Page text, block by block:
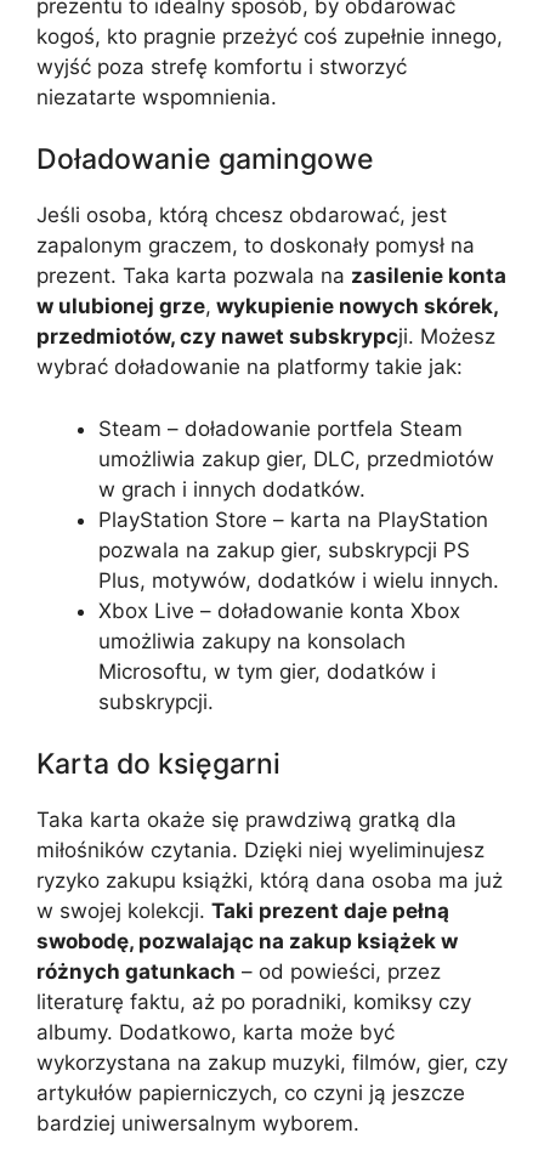
prezentu to idealny sposób, by obdarować
kogoś, kto pragnie przeżyć coś zupełnie innego,
wyjść poza strefę komfortu i stworzyć
niezatarte wspomnienia.
Doładowanie gamingowe
Jeśli osoba, którą chcesz obdarować, jest
zapalonym graczem, to doskonały pomysł na
prezent. Taka karta pozwala na zasilenie konta
w ulubionej grze, wykupienie nowych skórek,
przedmiotów, czy nawet subskrypcji. Możesz
wybrać doładowanie na platformy takie jak:
Steam – doładowanie portfela Steam
umożliwia zakup gier, DLC, przedmiotów
w grach i innych dodatków.
PlayStation Store – karta na PlayStation
pozwala na zakup gier, subskrypcji PS
Plus, motywów, dodatków i wielu innych.
Xbox Live – doładowanie konta Xbox
umożliwia zakupy na konsolach
Microsoftu, w tym gier, dodatków i
subskrypcji.
Karta do księgarni
Taka karta okaże się prawdziwą gratką dla
miłośników czytania. Dzięki niej wyeliminujesz
ryzyko zakupu książki, którą dana osoba ma już
w swojej kolekcji. Taki prezent daje pełną
swobodę, pozwalając na zakup książek w
różnych gatunkach – od powieści, przez
literaturę faktu, aż po poradniki, komiksy czy
albumy. Dodatkowo, karta może być
wykorzystana na zakup muzyki, filmów, gier, czy
artykułów papierniczych, co czyni ją jeszcze
bardziej uniwersalnym wyborem.